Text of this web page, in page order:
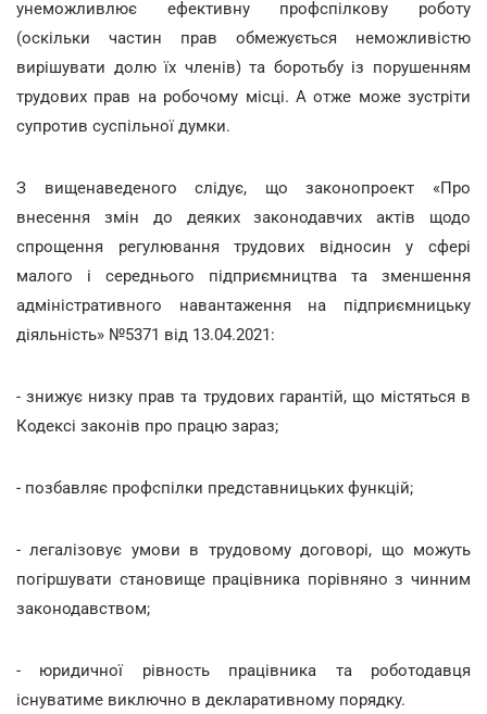
унеможливлює ефективну профспілкову роботу
(оскільки частин прав обмежується неможливістю
вирішувати долю їх членів) та боротьбу із порушенням
трудових прав на робочому місці. А отже може зустріти
супротив суспільної думки.
З вищенаведеного слідує, що законопроект «Про
внесення змін до деяких законодавчих актів щодо
спрощення регулювання трудових відносин у сфері
малого і середнього підприємництва та зменшення
адміністративного навантаження на підприємницьку
діяльність» №5371 від 13.04.2021:
- знижує низку прав та трудових гарантій, що містяться в
Кодексі законів про працю зараз;
- позбавляє профспілки представницьких функцій;
- легалізовує умови в трудовому договорі, що можуть
погіршувати становище працівника порівняно з чинним
законодавством;
- юридичної рівность працівника та роботодавця
існуватиме виключно в декларативному порядку.